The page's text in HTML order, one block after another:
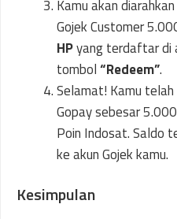
Kamu akan
Gojek Customer
HPyang terdaftar di
tombol“Redeem”.
Selamat! Kamu
Gopay sebesar
Poin Indosat. Saldo
ke akun Gojek kamu.
Kesimpulan